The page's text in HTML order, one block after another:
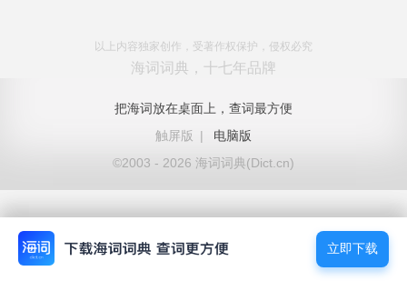
以上内容独家创作，受著作权保护，侵权必究
海词词典，十七年品牌
把海词放在桌面上，查词最方便
触屏版
|
电脑版
©2003 - 2026 海词词典(Dict.cn)
立即下载
立即下载